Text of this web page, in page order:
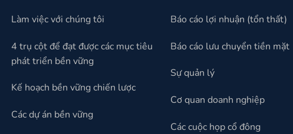
Làm việc với chúng tôi
4 trụ cột để đạt được các mục tiêu
phát triển bền vững
Kế hoạch bền vững chiến lược
Các dự án bền vững
Báo cáo lợi nhuận (tổn thất)
Báo cáo lưu chuyển tiền mặt
Sự quản lý
Cơ quan doanh nghiệp
Các cuộc họp cổ đông